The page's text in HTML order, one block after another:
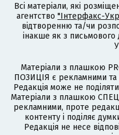
Всі матеріали, які
агентство "Інтерфакс-
відтворенню та/чи
інакше як з письмового
Матеріали з плашкою
ПОЗИЦІЯ є рекламними та
Редакція може не
Матеріали з плашкою
рекламними, проте
контенту і поділяє
Редакція не несе